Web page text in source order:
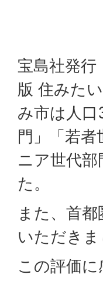
宝島社発
版 住みた
み市は人
門」「若者
ニア世代
た。
また、首
いただきま
この評価